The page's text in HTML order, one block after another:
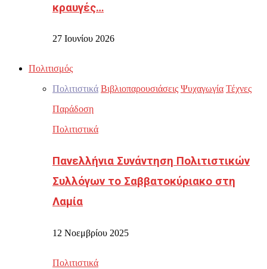
κραυγές…
27 Ιουνίου 2026
Πολιτισμός
Πολιτιστικά Βιβλιοπαρουσιάσεις Ψυχαγωγία Τέχνες
Παράδοση
Πολιτιστικά
Πανελλήνια Συνάντηση Πολιτιστικών
Συλλόγων το Σαββατοκύριακο στη
Λαμία
12 Νοεμβρίου 2025
Πολιτιστικά